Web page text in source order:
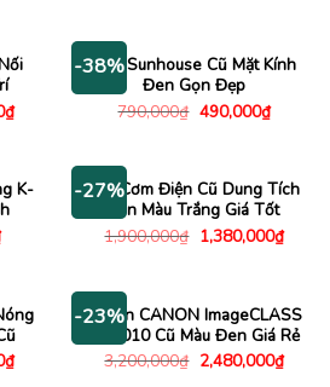
₫Giá
hiện
2,480,000₫.
-38%
Bếp Sunhouse Cũ Mặt Kính
Đen Gọn Đẹp
790,000₫ Giá
490,000₫Giá
hiện
K-
Giá
hiện
790,000₫.
-27%
Nồi Cơm Điện Cũ Dung Tích
Lớn Màu Trắng Giá Tốt
1,900,000₫ Giá
gốc
1,380,000₫Giá
hiện
₫Giá
hiện
-23%
Máy In CANON ImageCLASS
MF3010 Cũ Màu Đen Giá Rẻ
3,200,000₫ Giá
gốc
2,480,000₫Giá
hiện